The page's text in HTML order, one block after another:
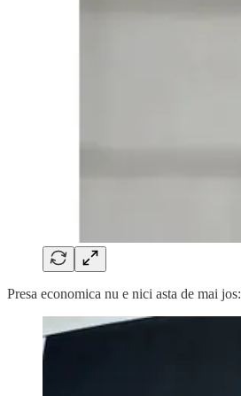
Presa economica nu e nici asta de mai jos: